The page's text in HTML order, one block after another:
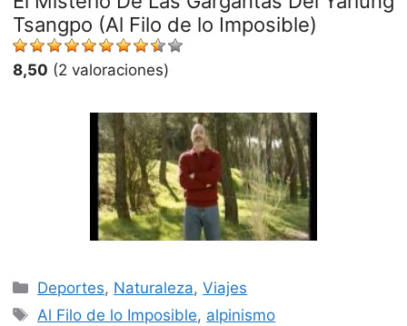
Tsangpo (Al Filo de lo Imposible)
8,50 (2 valoraciones)
Categorías
Deportes, Naturaleza,Viajes
Etiquetas
Al Filo de lo Imposible, alpinismo